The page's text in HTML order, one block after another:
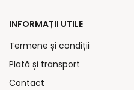
INFORMAȚII UTILE
Termene și condiții
Plată și transport
Contact